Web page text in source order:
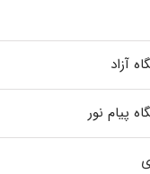
آزاد
پیام نور